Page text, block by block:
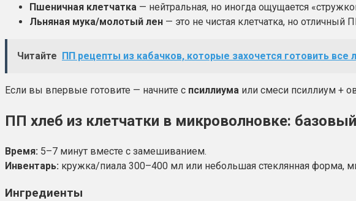
Пшеничная клетчатка — нейтральная, но иногда ощущается
Льняная мука/молотый лен — это не чистая клетчатка, но
Читайте ПП рецепты из кабачков, которые захочется готовить все
Если вы впервые готовите — начните с псиллиума или смеси псиллиум +
ПП хлеб из клетчатки в микроволновке:
Время: 5–7 минут вместе с замешиванием.
Инвентарь: кружка/пиала 300–400 мл или небольшая стеклянная форма,
Ингредиенты